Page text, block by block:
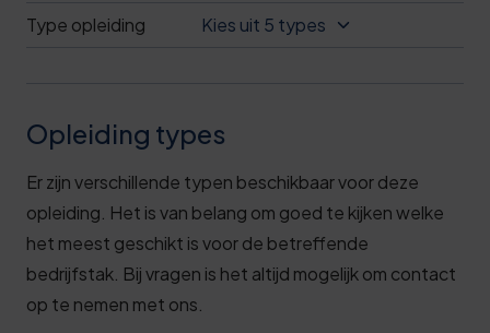
Type opleiding
Kies uit 5 types
Opleiding types
Er zijn verschillende typen beschikbaar voor deze
opleiding. Het is van belang om goed te kijken welke
het meest geschikt is voor de betreffende
bedrijfstak. Bij vragen is het altijd mogelijk om contact
op te nemen met ons.